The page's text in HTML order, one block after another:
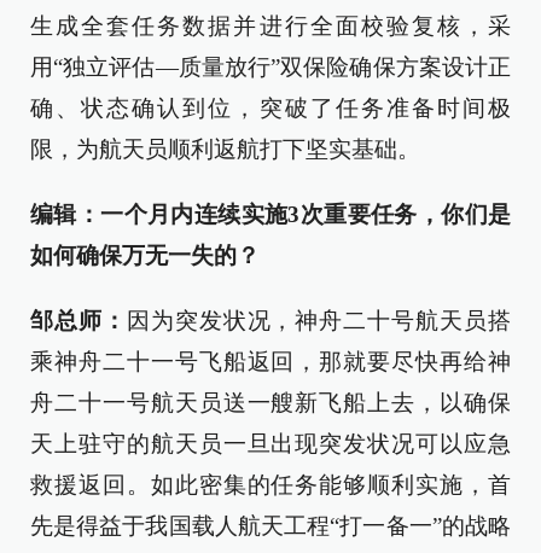
生成全套任务数据并进行全面校验复核，采
用“独立评估—质量放行”双保险确保方案设计正
确、状态确认到位，突破了任务准备时间极
限，为航天员顺利返航打下坚实基础。
编辑：一个月内连续实施3次重要任务，你们是
如何确保万无一失的？
邹总师： 因为突发状况，神舟二十号航天员搭
乘神舟二十一号飞船返回，那就要尽快再给神
舟二十一号航天员送一艘新飞船上去，以确保
天上驻守的航天员一旦出现突发状况可以应急
救援返回。如此密集的任务能够顺利实施，首
先是得益于我国载人航天工程“打一备一”的战略